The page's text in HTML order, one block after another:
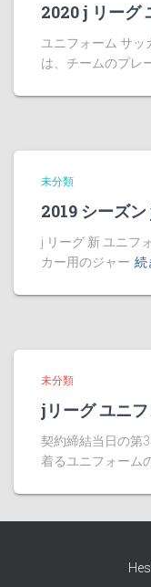
2020 j リーグ
ユニフォーム サ
は、チームのプレ
未分類
2019 シーズ
j リーグ 新 ユニフ
カー用のジャー 続
未分類
jリーグ ユニ
契約締結当日の第
着るユニフォーム